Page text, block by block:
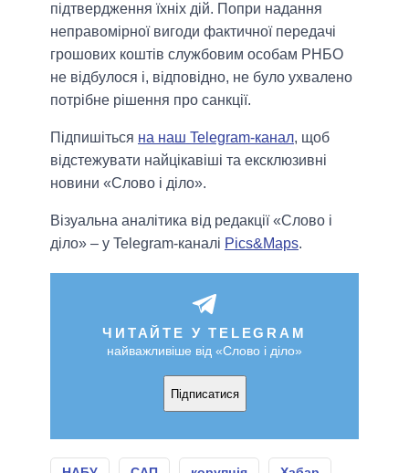
підтвердження їхніх дій. Попри надання
неправомірної вигоди фактичної передачі
грошових коштів службовим особам РНБО
не відбулося і, відповідно, не було ухвалено
потрібне рішення про санкції.
Підпишіться на наш Telegram-канал, щоб
відстежувати найцікавіші та ексклюзивні
новини «Слово і діло».
Візуальна аналітика від редакції «Слово і
діло» – у Telegram-каналі Pics&Maps.
ЧИТАЙТЕ У TELEGRAM
найважливіше від «Слово і діло»
Підписатися